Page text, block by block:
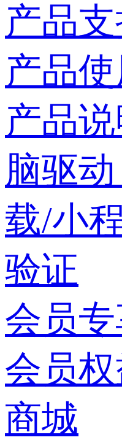
产品
产品
产品
脑驱动
载/小
验证
会员
会员权
商城